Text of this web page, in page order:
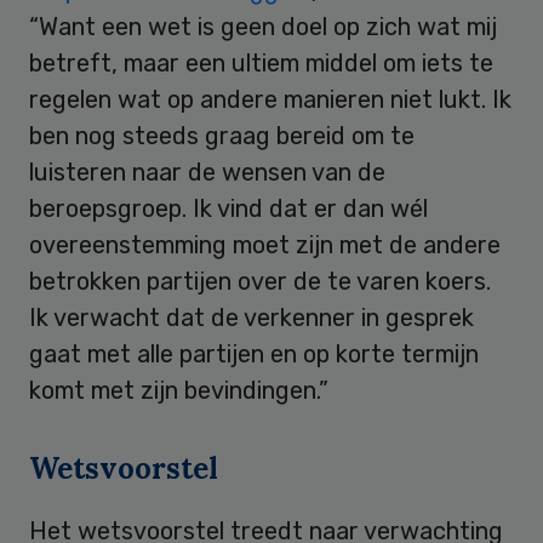
“Want een wet is geen doel op zich wat mij
betreft, maar een ultiem middel om iets te
regelen wat op andere manieren niet lukt. Ik
ben nog steeds graag bereid om te
luisteren naar de wensen van de
beroepsgroep. Ik vind dat er dan wél
overeenstemming moet zijn met de andere
betrokken partijen over de te varen koers.
Ik verwacht dat de verkenner in gesprek
gaat met alle partijen en op korte termijn
komt met zijn bevindingen.”
Wetsvoorstel
Het wetsvoorstel treedt naar verwachting